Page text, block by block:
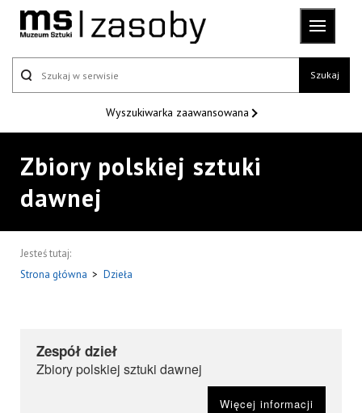
Szukaj
Wyszukiwarka zaawansowana
Zbiory polskiej sztuki
dawnej
Jesteś tutaj:
Strona główna > Dzieła
Zespół dzieł
Zbiory polskiej sztuki dawnej
Więcej informacji